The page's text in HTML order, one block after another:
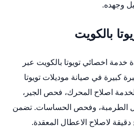
وجهده.
بالكويت
اخصائي تويوتا بالكويت عبر
كبيرة في صيانة موديلات تويوتا
اصلاح المحرك، فحص الجير،
الطرمبة، وفحص الحساسات. تضمن
دقيقة لاصلاح الاعطال المعقدة.